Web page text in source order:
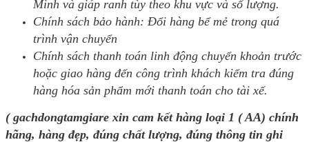
Minh và giáp ranh tùy theo khu vực và số lượng.
Chính sách bảo hành: Đổi hàng bể mẻ trong quá
trình vận chuyển
Chính sách thanh toán linh động chuyển khoản trước
hoặc giao hàng đến công trình khách kiểm tra đúng
hàng hóa sản phẩm mới thanh toán cho tài xế.
( gachdongtamgiare xin cam kết hàng loại 1 ( AA) chính
hãng, hàng đẹp, đúng chất lượng, đúng thông tin ghi